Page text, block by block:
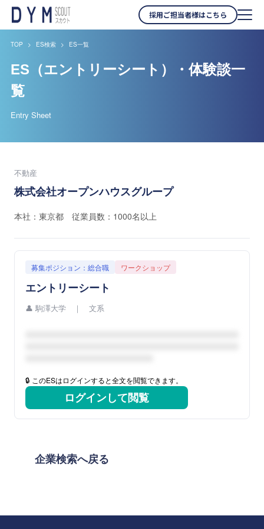
採用ご担当者様はこちら
TOP ES検索 ES一覧
ES（エントリーシート）・体験談一
覧
Entry Sheet
不動産
株式会社オープンハウスグループ
本社：東京都 従業員数：1000名以上
募集ポジション：総合職 ワークショップ
エントリーシート
👤 駒澤大学 ｜ 文系
🔒 このESはログインすると全文を閲覧できます。
ログインして閲覧
企業検索へ戻る